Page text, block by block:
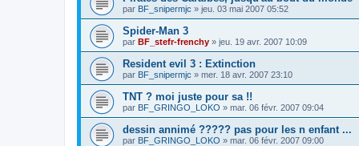
par BF_snipermjc » jeu. 03 mai 2007 05:52
Spider-Man 3
par BF_stefr-frenchy » jeu. 19 avr. 2007 10:09
Resident evil 3 : Extinction
par BF_snipermjc » mer. 18 avr. 2007 23:10
TNT ? moi juste pour sa !!
par BF_GRINGO_LOKO » mar. 06 févr. 2007 09:04
dessin annimé ????? pas pour les n enfant ...
par BF_GRINGO_LOKO » mar. 06 févr. 2007 09:00